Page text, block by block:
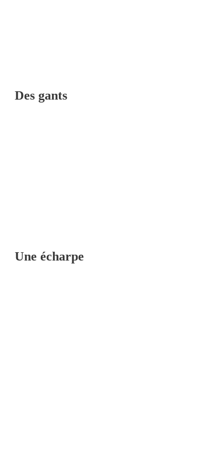
Des gants
Une écharpe